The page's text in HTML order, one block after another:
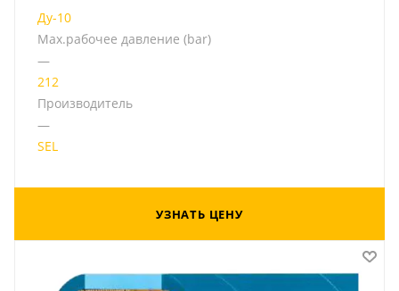
Ду-10
Мах.рабочее давление (bar)
—
212
Производитель
—
SEL
УЗНАТЬ ЦЕНУ